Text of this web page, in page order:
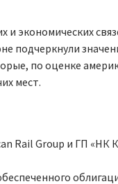
экономических
подчеркнули
по оценке
мест.
Rail Group и ГП «НК